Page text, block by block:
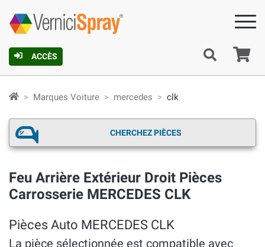
ACCÈS
Marques Voiture mercedes clk
CHERCHEZ PIÈCES
Feu Arrière Extérieur Droit Pièces
Carrosserie MERCEDES CLK
Pièces Auto MERCEDES CLK
La pièce sélectionnée est compatible avec